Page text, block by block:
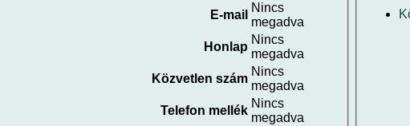
E-mail
Nincs
megadva
Honlap
Nincs
megadva
Közvetlen szám
Nincs
megadva
Telefon mellék
Nincs
megadva